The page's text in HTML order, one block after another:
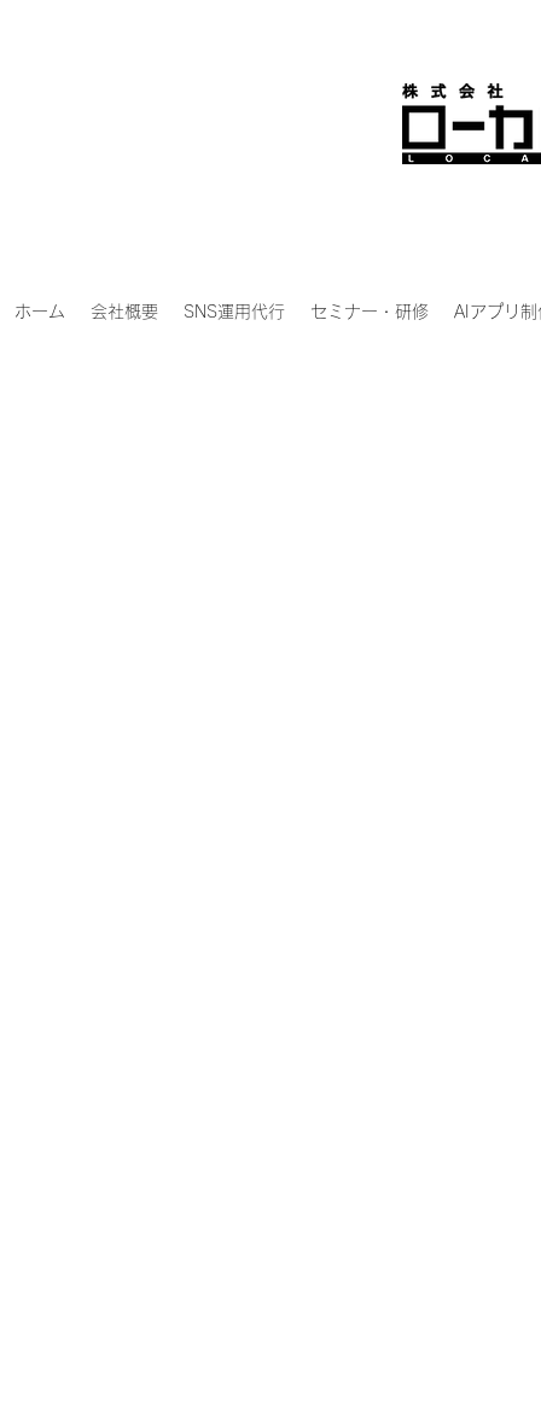
ホーム 会社概要 SNS運用代行 セミナー・研修 AIアプリ制